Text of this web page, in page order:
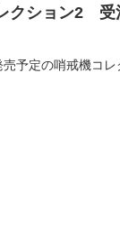
クション2 受
予定の哨戒機コ